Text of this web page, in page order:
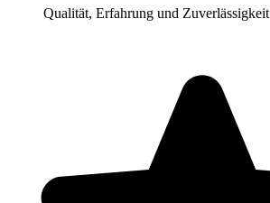
Qualität, Erfahrung und Zuverlässigkeit